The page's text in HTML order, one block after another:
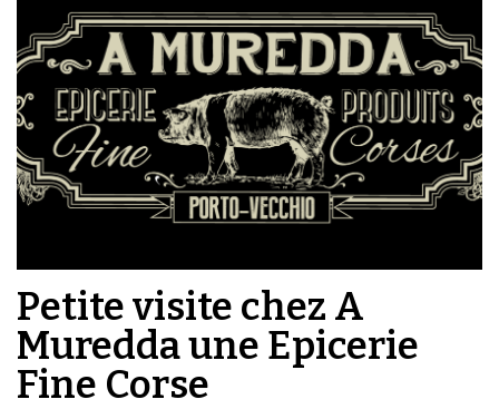
Petite visite chez A
Muredda une Epicerie
Fine Corse